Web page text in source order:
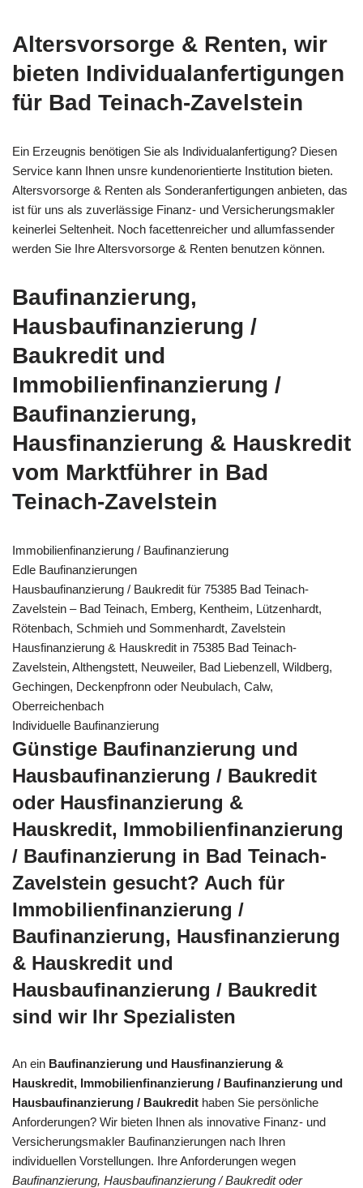
Altersvorsorge & Renten, wir
bieten Individualanfertigungen
für Bad Teinach-Zavelstein
Ein Erzeugnis benötigen Sie als Individualanfertigung? Diesen
Service kann Ihnen unsre kundenorientierte Institution bieten.
Altersvorsorge & Renten als Sonderanfertigungen anbieten, das
ist für uns als zuverlässige Finanz- und Versicherungsmakler
keinerlei Seltenheit. Noch facettenreicher und allumfassender
werden Sie Ihre Altersvorsorge & Renten benutzen können.
Baufinanzierung,
Hausbaufinanzierung /
Baukredit und
Immobilienfinanzierung /
Baufinanzierung,
Hausfinanzierung & Hauskredit
vom Marktführer in Bad
Teinach-Zavelstein
Immobilienfinanzierung / Baufinanzierung
Edle Baufinanzierungen
Hausbaufinanzierung / Baukredit für 75385 Bad Teinach-
Zavelstein – Bad Teinach, Emberg, Kentheim, Lützenhardt,
Rötenbach, Schmieh und Sommenhardt, Zavelstein
Hausfinanzierung & Hauskredit in 75385 Bad Teinach-
Zavelstein, Althengstett, Neuweiler, Bad Liebenzell, Wildberg,
Gechingen, Deckenpfronn oder Neubulach, Calw,
Oberreichenbach
Individuelle Baufinanzierung
Günstige Baufinanzierung und
Hausbaufinanzierung / Baukredit
oder Hausfinanzierung &
Hauskredit, Immobilienfinanzierung
/ Baufinanzierung in Bad Teinach-
Zavelstein gesucht? Auch für
Immobilienfinanzierung /
Baufinanzierung, Hausfinanzierung
& Hauskredit und
Hausbaufinanzierung / Baukredit
sind wir Ihr Spezialisten
An ein Baufinanzierung und Hausfinanzierung &
Hauskredit, Immobilienfinanzierung / Baufinanzierung und
Hausbaufinanzierung / Baukredit haben Sie persönliche
Anforderungen? Wir bieten Ihnen als innovative Finanz- und
Versicherungsmakler Baufinanzierungen nach Ihren
individuellen Vorstellungen. Ihre Anforderungen wegen
Baufinanzierung, Hausbaufinanzierung / Baukredit oder